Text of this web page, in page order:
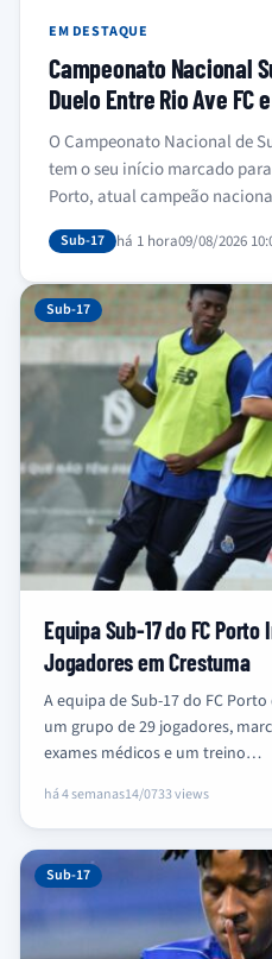
EM DESTAQUE
Campeonato Nacional
Duelo Entre Rio Ave FC
O Campeonato Nacional de
tem o seu início marcado
Porto, atual campeão
em Vila do Conde. O…
Sub-17 há 1 hora09/08/2026
Sub-17
Equipa Sub-17 do FC
Jogadores em Crestuma
A equipa de Sub-17 do FC
um grupo de 29 jogadores,
exames médicos e um treino…
há 4 semanas14/0733 views
Sub-17